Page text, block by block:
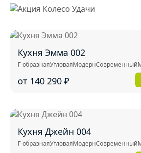
Кухня Эмма 002
Г-образнаяУгловаяМодернСовременный
от 140 290 ₽
Кухня Джейн 004
Г-образнаяУгловаяМодернСовременный